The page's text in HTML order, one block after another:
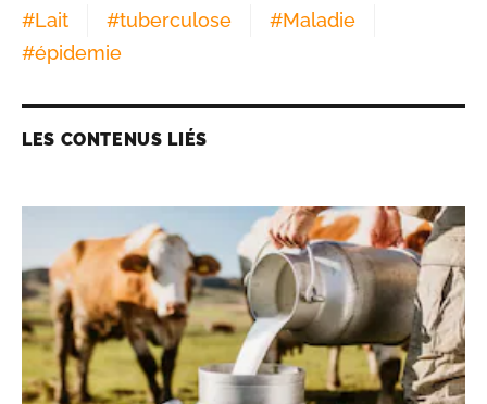
#Lait #tuberculose #Maladie
#épidemie
LES CONTENUS LIÉS